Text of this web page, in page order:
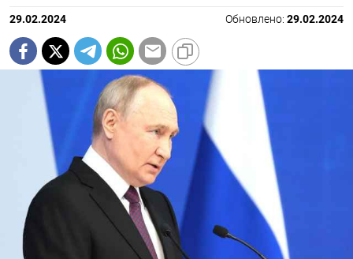
29.02.2024 Обновлено: 29.02.2024